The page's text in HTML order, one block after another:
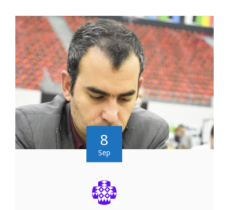
8
Sep